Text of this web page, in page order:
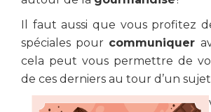
Il faut aussi que vous profitez
spéciales pour communiquer
cela peut vous permettre de
de ces derniers au tour d’un